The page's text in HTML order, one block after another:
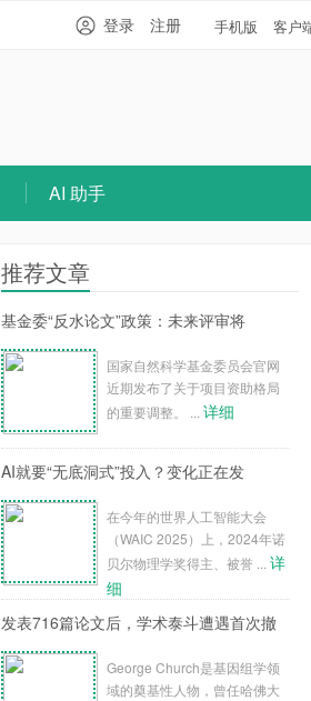
手机版 客户
登录 注册
AI 助手
推荐文章
基金委“反水论文”政策：未来评审将
国家自然科学基金委员会官网
近期发布了关于项目资助格局
的重要调整。 ... 详细
AI就要“无底洞式”投入？变化正在发
在今年的世界人工智能大会
（WAIC 2025）上，2024年诺
贝尔物理学奖得主、被誉 ... 详
细
发表716篇论文后，学术泰斗遭遇首次撤
George Church是基因组学领
域的奠基性人物，曾任哈佛大